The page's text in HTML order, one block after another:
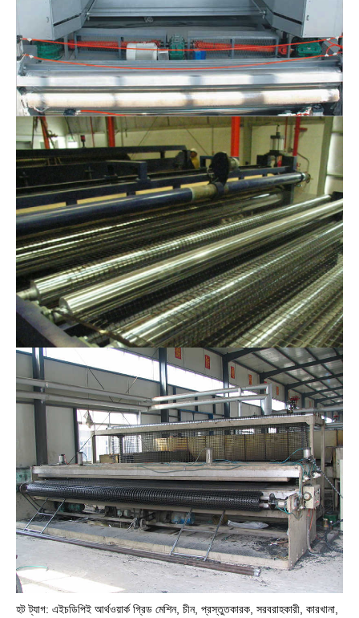
হট ট্যাগ: এইচডিপিই আর্থওয়ার্ক গ্রিড মেশিন, চীন, প্রস্তুতকারক, সরবরাহকারী, কারখানা,